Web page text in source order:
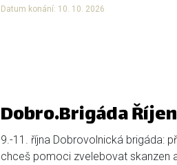
Datum konání: 10. 10. 2026
Dobro.Brigáda Říjen
9.-11. října Dobrovolnická brigáda:
chceš pomoci zvelebovat skanzen